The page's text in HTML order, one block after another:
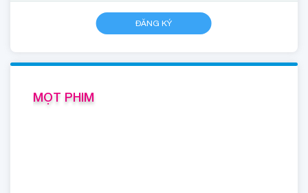
ĐĂNG KÝ
MỌT PHIM